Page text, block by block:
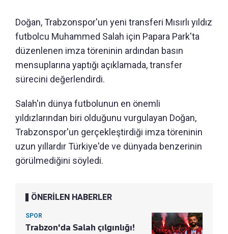
Doğan, Trabzonspor'un yeni transferi Mısırlı yıldız
futbolcu Muhammed Salah için Papara Park'ta
düzenlenen imza töreninin ardından basın
mensuplarına yaptığı açıklamada, transfer
sürecini değerlendirdi.
Salah'ın dünya futbolunun en önemli
yıldızlarından biri olduğunu vurgulayan Doğan,
Trabzonspor'un gerçekleştirdiği imza töreninin
uzun yıllardır Türkiye'de ve dünyada benzerinin
görülmediğini söyledi.
ÖNERİLEN HABERLER
SPOR
Trabzon'da Salah çılgınlığı!